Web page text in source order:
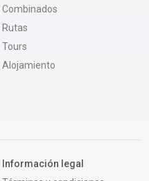
Combinados
Rutas
Tours
Alojamiento
Información legal